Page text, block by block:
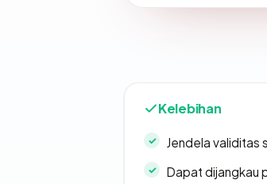
Kelebihan
Jendela validitas
Dapat dijangkau